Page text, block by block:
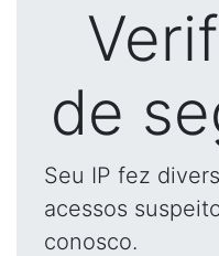
de
Seu IP fez
acessos
conosco.